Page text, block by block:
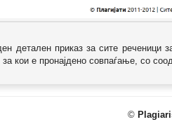
детален приказ за сите реченици
кои е пронајдено совпаѓање, со
©